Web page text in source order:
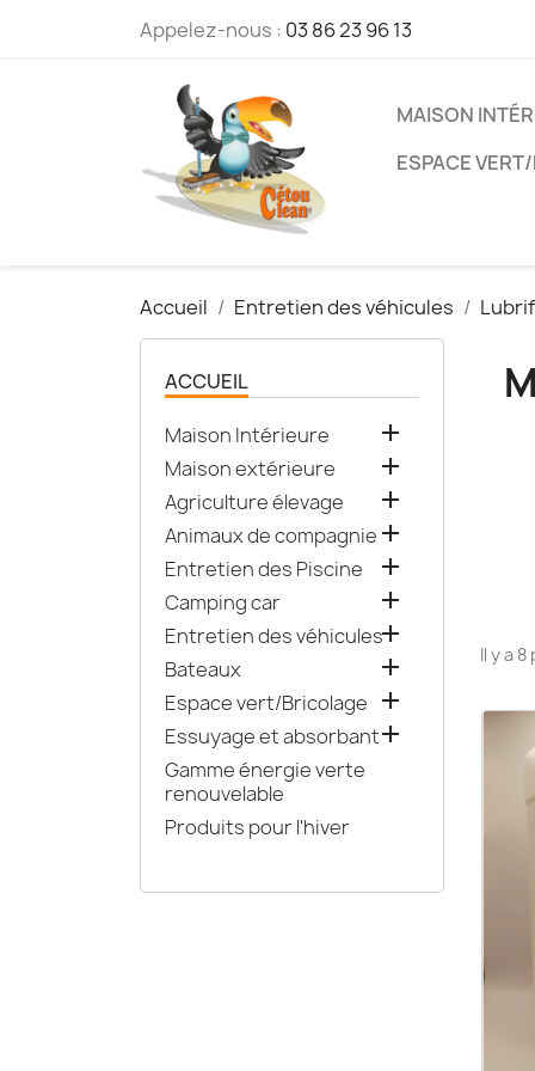
Appelez-nous : 03 86 23 96 13
MAISON
ESPACE
Accueil Entretien des véhicules
ACCUEIL
Maison Intérieure 
Maison extérieure 
Agriculture élevage 
Animaux de compagnie
Entretien des Piscine 
Camping car 
Entretien des véhicules
Bateaux 
Espace vert/Bricolage 
Essuyage et absorbant
Gamme énergie verte
renouvelable
Produits pour l'hiver
Il y a